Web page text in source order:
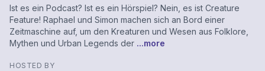
Ist es ein Podcast? Ist es ein Hörspiel? Nein, es ist Creature
Feature! Raphael und Simon machen sich an Bord einer
Zeitmaschine auf, um den Kreaturen und Wesen aus Folklore,
Mythen und Urban Legends der ...more
HOSTED BY